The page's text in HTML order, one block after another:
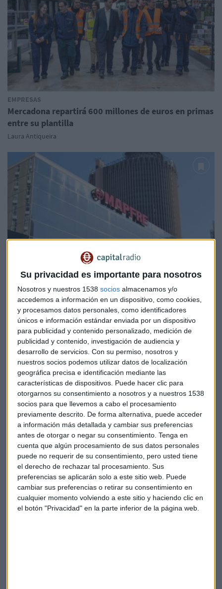
Su privacidad es importante para nosotros
Nosotros y nuestros 1538 socios almacenamos y/o
accedemos a información en un dispositivo, como cookies,
y procesamos datos personales, como identificadores
únicos e información estándar enviada por un dispositivo
para publicidad y contenido personalizado, medición de
publicidad y contenido, investigación de audiencia y
desarrollo de servicios. Con su permiso, nosotros y
nuestros socios podemos utilizar datos de localización
geográfica precisa e identificación mediante las
características de dispositivos. Puede hacer clic para
otorgarnos su consentimiento a nosotros y a nuestros 1538
socios para que llevemos a cabo el procesamiento
previamente descrito. De forma alternativa, puede acceder
a información más detallada y cambiar sus preferencias
antes de otorgar o negar su consentimiento. Tenga en
cuenta que algún procesamiento de sus datos personales
puede no requerir de su consentimiento, pero usted tiene
el derecho de rechazar tal procesamiento. Sus
preferencias se aplicarán solo a este sitio web. Puede
cambiar sus preferencias o retirar su consentimiento en
cualquier momento volviendo a este sitio y haciendo clic en
el botón "Privacidad" en la parte inferior de la página web.
EMPRESAS
Mercadona repartirá 600 millones de euros en primas
entre su plantilla
Laura Antiqueira
EMPRESAS
Mapfre gana un 9% más y supera los 13.000 millones
en primas
Redacción Capital Radio